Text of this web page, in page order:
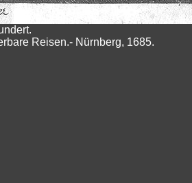
Reisen.- Nürnberg, 1685.